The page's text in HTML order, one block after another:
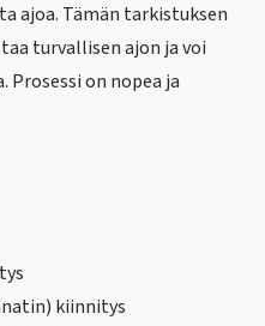
ajoa. Tämän tarkistuksen
turvallisen ajon ja voi
Prosessi on nopea ja
kiinnitys